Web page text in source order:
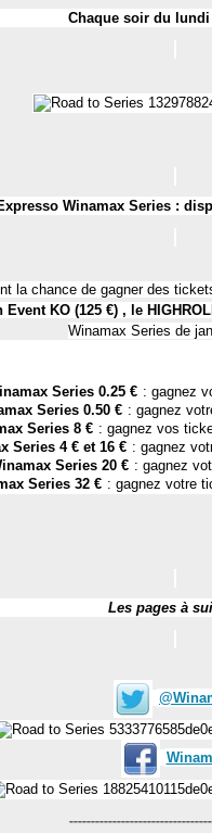
Chaque soir du lundi
Winamax Series :
la chance de gagner des
KO (125 €) , le
Winamax Series de
Series 0.25 € : gagnez
Series 0.50 € : gagnez
Series 8 € : gagnez vos
Series 4 € et 16 € : gagnez
Series 20 € : gagnez
Series 32 € : gagnez votre
Les pages à